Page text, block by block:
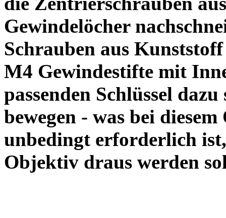
Gewindelöcher
Schrauben aus
M4 Gewindestifte mit
passenden Schlüssel
bewegen - was bei
unbedingt erforderlich
Objektiv draus